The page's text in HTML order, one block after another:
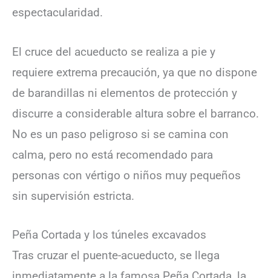
espectacularidad.
El cruce del acueducto se realiza a pie y
requiere extrema precaución, ya que no dispone
de barandillas ni elementos de protección y
discurre a considerable altura sobre el barranco.
No es un paso peligroso si se camina con
calma, pero no está recomendado para
personas con vértigo o niños muy pequeños
sin supervisión estricta.
Peña Cortada y los túneles excavados
Tras cruzar el puente-acueducto, se llega